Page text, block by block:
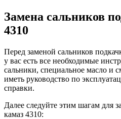
Замена сальников
4310
Перед заменой сальников
у вас есть все необходимые
сальники, специальное масло и
иметь руководство по
справки.
Далее следуйте этим шагам для
камаз 4310: